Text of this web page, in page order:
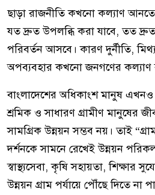
ছাড়া রাজনীতি কখনো কল্যাণ
যত দ্রুত উপলব্ধি করা যাবে, তত
পরিবর্তন আসবে। কারণ দুর্নীতি,
অপব্যবহার কখনো জনগণের কল্যাণ
বাংলাদেশের অধিকাংশ মানুষ
শ্রমিক ও সাধারণ গ্রামীণ মানুষের
সামগ্রিক উন্নয়ন সম্ভব নয়। তাই
দর্শনকে সামনে রেখেই উন্নয়ন
স্বাস্থ্যসেবা, কৃষি সহায়তা, শিক্ষার
উন্নয়ন গ্রাম পর্যায়ে পৌঁছে দিতে না